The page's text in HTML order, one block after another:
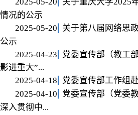
情况的公示
2025-05-20
关于第八届网络思
公示
2025-04-23
党委宣传部（教工
影进重大”...
2025-04-18
党委宣传部工作组
2025-04-10
党委宣传部（党委
深入贯彻中...